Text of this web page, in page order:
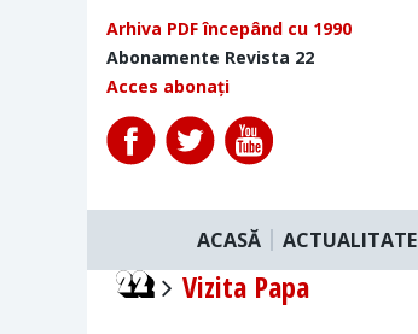
Arhiva PDF începând cu 1990
Abonamente Revista 22
Acces abonați
ACASĂ ACTUALITATE
Vizita Papa